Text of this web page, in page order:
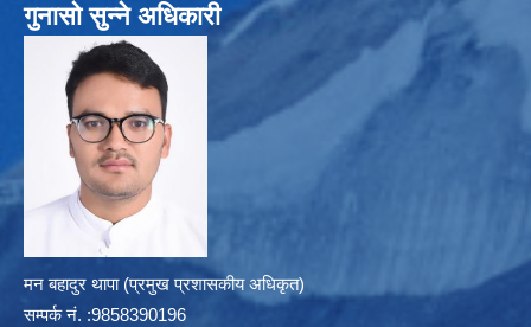
गुनासो सुन्ने अधिकारी
मन बहादुर थापा (प्रमुख प्रशासकीय अधिकृत)
सम्पर्क न‌ं. :9858390196